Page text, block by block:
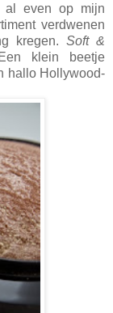
al even op mijn
verdwenen
kregen. Soft &
klein beetje
hallo Hollywood-